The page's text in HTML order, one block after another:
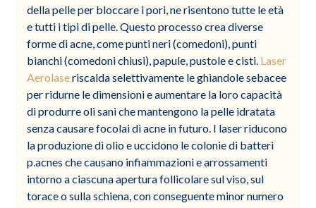
della pelle per bloccare i pori, ne risentono tutte le età
e tutti i tipi di pelle. Questo processo crea diverse
forme di acne, come punti neri (comedoni), punti
bianchi (comedoni chiusi), papule, pustole e cisti. Laser
Aerolaseriscalda selettivamente le ghiandole sebacee
per ridurne le dimensioni e aumentare la loro capacità
di produrre oli sani che mantengono la pelle idratata
senza causare focolai di acne in futuro. I laser riducono
la produzione di olio e uccidono le colonie di batteri
p.acnes che causano infiammazioni e arrossamenti
intorno a ciascuna apertura follicolare sul viso, sul
torace o sulla schiena, con conseguente minor numero